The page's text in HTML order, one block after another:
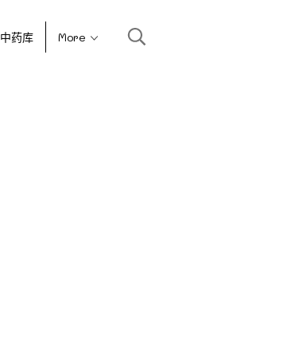
中药库 More